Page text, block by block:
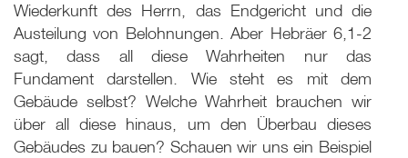
Wiederkunft des Herrn, das Endgericht und die
Austeilung von Belohnungen. Aber Hebräer 6,1-2
sagt, dass all diese Wahrheiten nur das
Fundament darstellen. Wie steht es mit dem
Gebäude selbst? Welche Wahrheit brauchen wir
über all diese hinaus, um den Überbau dieses
Gebäudes zu bauen? Schauen wir uns ein Beispiel